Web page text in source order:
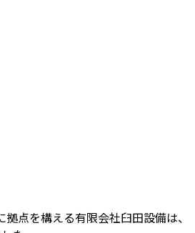
点を構える有限会社臼田設備は、